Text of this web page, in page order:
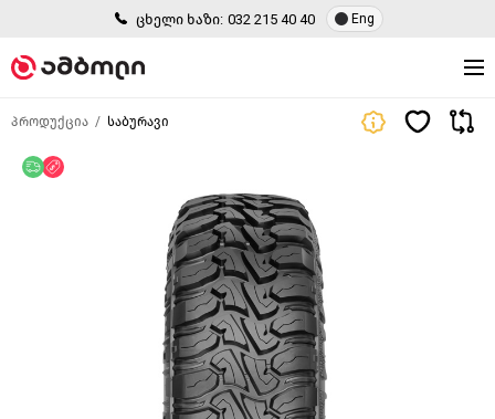
ცხელი ხაზი: 032 215 40 40 Eng
პროდუქცია საბურავი
უფასო მიწოდება